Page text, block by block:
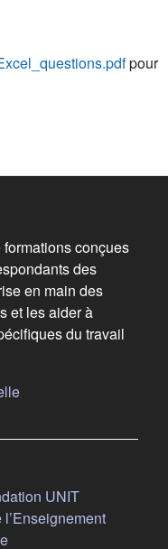
pour
deconçues
des
en main des
et les aider à
du travail
(s'ouvre dans un
onglet)
UNIT(s'ouvre
(s'ouvre dans un nouvel